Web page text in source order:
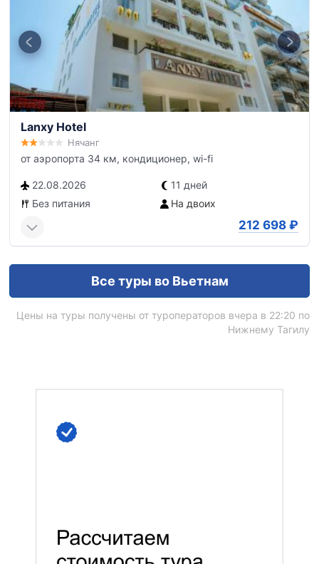
Lanxy Hotel
Нячанг
от аэропорта 34 км, кондиционер, wi-fi
22.08.2026
11 дней
Без питания
На двоих
212 698 ₽
Все туры во Вьетнам
Цены на туры получены от туроператоров вчера в 22:20 по
Нижнему Тагилу